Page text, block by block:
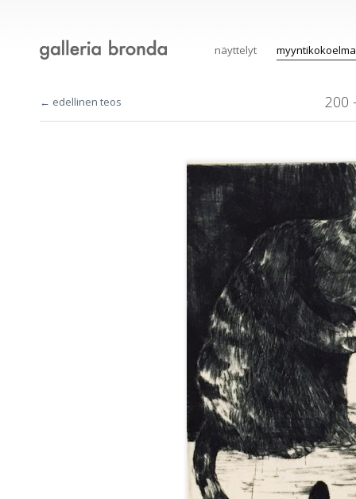
näyttelyt myyntikokoelma
← edellinen teos 200